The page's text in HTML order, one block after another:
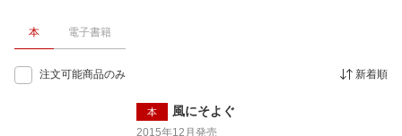
本 電子書籍
注文可能商品のみ 新着順
本 風にそよぐ
2015年12月 発売